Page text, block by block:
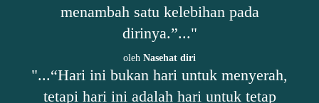
menambah satu kelebihan pada
dirinya.”..."
oleh Nasehat diri
"...“Hari ini bukan hari untuk menyerah,
tetapi hari ini adalah hari untuk tetap